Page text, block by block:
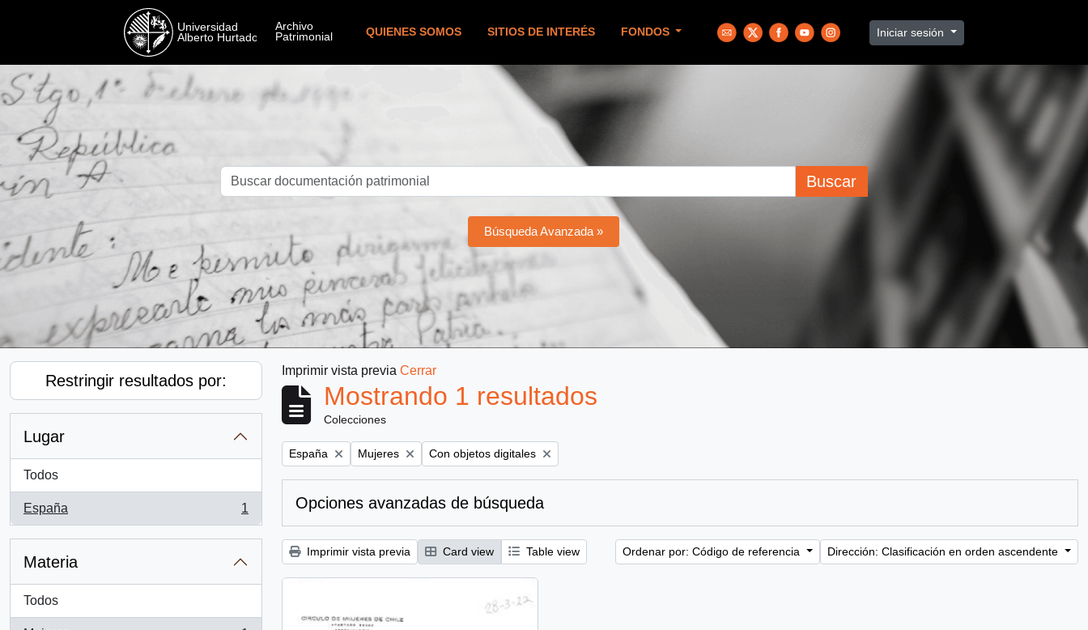
QUIENES SOMOS SITIOS DE INTERÉS FONDOS Iniciar sesión
Buscar
Búsqueda Avanzada »
Restringir resultados por:
Lugar
Todos
España
, 1 resultados
1
Materia
Todos
Imprimir vista previa Cerrar
Mostrando 1 resultados
Colecciones
Remove filter:
España Remove filter:
Mujeres Remove filter:
Con objetos digitales
Opciones avanzadas de búsqueda
Imprimir vista previa Card view Table view Ordenar por: Código de referencia Dirección: Clasificación en orden ascendente